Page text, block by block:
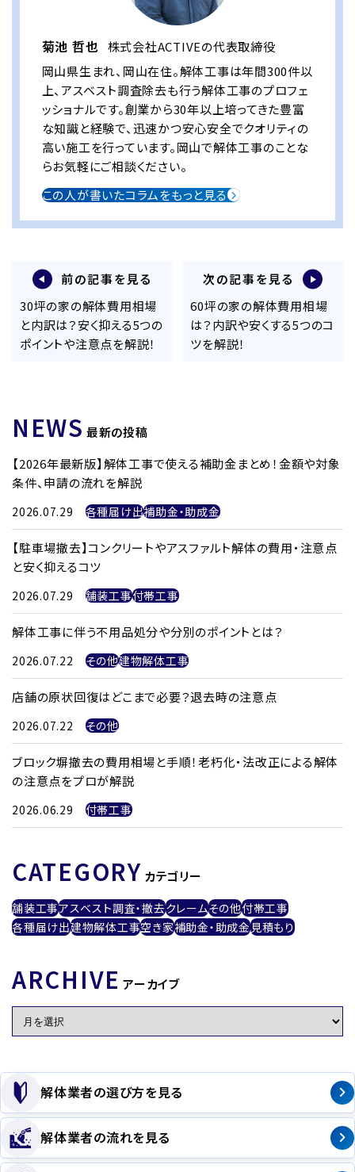
菊池 哲也 株式会社ACTIVEの代表取締役
岡山県生まれ、岡山在住。解体工事は年間300件以
上、アスベスト調査除去も行う解体工事のプロフェ
ッショナルです。創業から30年以上培ってきた豊富
な知識と経験で、迅速かつ安心安全でクオリティの
高い施工を行っています。岡山で解体工事のことな
らお気軽にご相談ください。
この人が書いたコラムをもっと見る
前の記事を見る
30坪の家の解体費用相場
と内訳は？安く抑える5つの
ポイントや注意点を解説！
次の記事を見る
60坪の家の解体費用相場
は？内訳や安くする5つのコ
ツを解説！
NEWS 最新の投稿
【2026年最新版】解体工事で使える補助金まとめ！金額や対象
条件、申請の流れを解説
2026.07.29 各種届け出補助金・助成金
【駐車場撤去】コンクリートやアスファルト解体の費用・注意点
と安く抑えるコツ
2026.07.29 舗装工事付帯工事
解体工事に伴う不用品処分や分別のポイントとは？
2026.07.22 その他建物解体工事
店舗の原状回復はどこまで必要？退去時の注意点
2026.07.22 その他
ブロック塀撤去の費用相場と手順！老朽化・法改正による解体
の注意点をプロが解説
2026.06.29 付帯工事
CATEGORY カテゴリー
舗装工事アスベスト調査・撤去クレームその他付帯工事
各種届け出建物解体工事空き家補助金・助成金見積もり
ARCHIVE アーカイブ
解体業者の選び方を見る
解体業者の流れを見る